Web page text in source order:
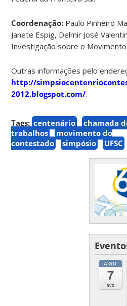
Coordenação: Paulo Pinheiro
Janete Espig, Delmir José
Investigação sobre o
Outras informações pelo
http://
2012.blogspot.com/.
Tags: centenário
chamada
trabalhos
movimento do
contestado
simpósio UFSC
AGO
7
sex